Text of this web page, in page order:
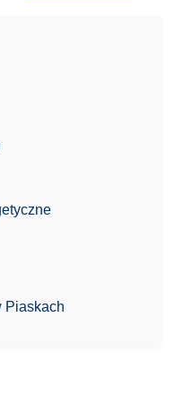
Piaskach